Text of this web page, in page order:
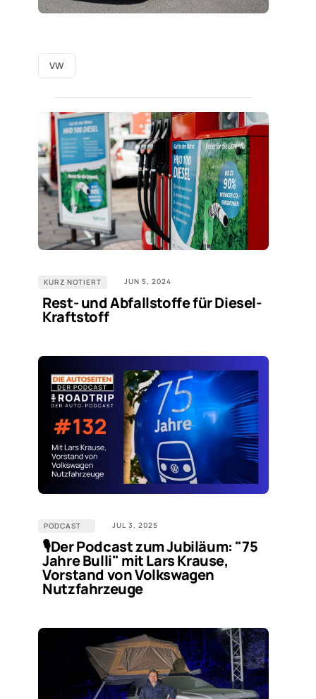
VW
KURZ NOTIERT JUN 5, 2024
Rest- und Abfallstoffe für Diesel-
Kraftstoff
PODCAST JUL 3, 2025
🎙️Der Podcast zum Jubiläum: "75
Jahre Bulli" mit Lars Krause,
Vorstand von Volkswagen
Nutzfahrzeuge